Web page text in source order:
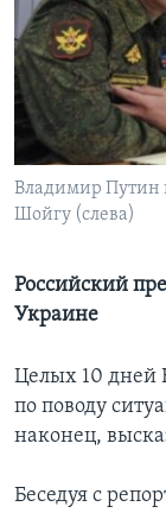
Learning English
СОЦИАЛЬНЫЕ СЕТИ
Языки
Владимир Путин
Шойгу (слева)
Российский
Украине
Целых 10 дней
по поводу
наконец,
Беседуя с